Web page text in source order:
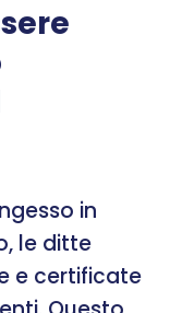
in
le ditte
e certificate